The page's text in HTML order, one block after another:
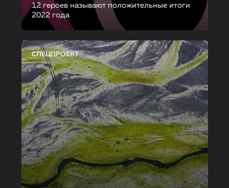
12 героев называют положительные итоги
2022 года
СПЕЦПРОЕКТ